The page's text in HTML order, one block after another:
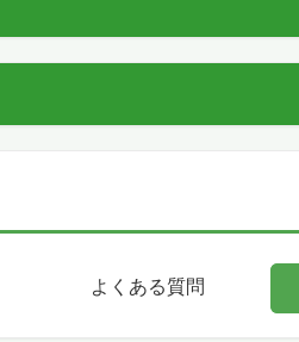
よくある質問